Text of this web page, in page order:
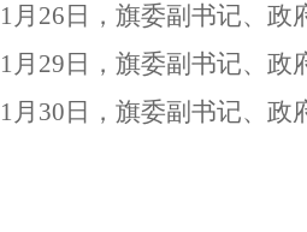
1 月26日，旗委副书记、政
1 月29日，旗委副书记、政
1 月30日，旗委副书记、政